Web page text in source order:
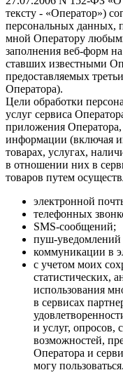
тексту - «Оператор»)
персональных данных,
мной Оператору
заполнения веб-форм
ставших известными
предоставляемых
Оператора).
Цели обработки
услуг сервиса
приложения Оператора,
информации (включая
товарах, услугах,
в отношении них в
товаров путем
электронной
телефонных
SMS-сообщений;
пуш-уведомлений
коммуникации в
с учетом моих
статистических,
использования
в сервисах
и услуг, опросов,
возможностей,
Оператора и
могу пользоваться.